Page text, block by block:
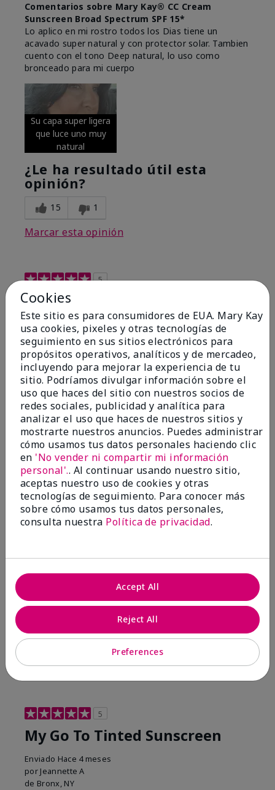
Comentarios sobre Mary Kay® CC Cream
Sunscreen Broad Spectrum SPF 15*
Lo aplico en mi rostro todos los Dias tiene un
acavado super natural y con protector solar. Tambien
cuento con el tono Deep natural, lo uso como
bronceado para mi cuerpo
Su capa super ligera
que luce uno muy
natural
¿Le ha resultado útil esta
opinión?
15 1
Marcar esta opinión
5
Excellent
EnviadoHace 4 meses
Coverly
deColumbia Missouri
Evaluado en
marykay.com/en-us/
Comentarios sobre Mary Kay® CC Cream
Sunscreen Broad Spectrum SPF 15*
I have been wearing the cc cream for 8 years now. I
absolutely love it. Its not cakey it's not heavy and it
blends effortlessly. I get compliments all the time.
10/10 I definitely recommend.
Mostrar Traducción
Walking in victory
Sí, recomendaría a un amigo
¿Le ha resultado útil esta
23 0
Marcar esta opinión
5
My Go To Tinted Sunscreen
Enviado Hace 4 meses
por Jeannette A
de Bronx, NY
Cookies
Este sitio es para consumidores de EUA. Mary Kay
usa cookies, pixeles y otras tecnologías de
seguimiento en sus sitios electrónicos para
propósitos operativos, analíticos y de mercadeo,
incluyendo para mejorar la experiencia de tu
sitio. Podríamos divulgar información sobre el
uso que haces del sitio con nuestros socios de
redes sociales, publicidad y analítica para
analizar el uso que haces de nuestros sitios y
mostrarte nuestros anuncios. Puedes administrar
cómo usamos tus datos personales haciendo clic
en 'No vender ni compartir mi información
personal'.. Al continuar usando nuestro sitio,
aceptas nuestro uso de cookies y otras
tecnologías de seguimiento. Para conocer más
sobre cómo usamos tus datos personales,
consulta nuestra Política de privacidad.
Preferences
Reject All
Accept All